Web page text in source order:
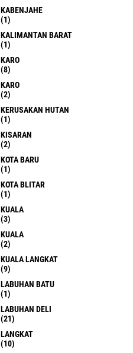
KABENJAHE
(1)
KALIMANTAN BARAT
(1)
KARO
(8)
KARO
(2)
KERUSAKAN HUTAN
(1)
KISARAN
(2)
KOTA BARU
(1)
KOTA BLITAR
(1)
KUALA
(3)
KUALA
(2)
KUALA LANGKAT
(9)
LABUHAN BATU
(1)
LABUHAN DELI
(21)
LANGKAT
(10)